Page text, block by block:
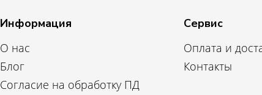
Информация
О нас
Блог
Согласие на обработку ПД
Сервис
Оплата и
Контакты